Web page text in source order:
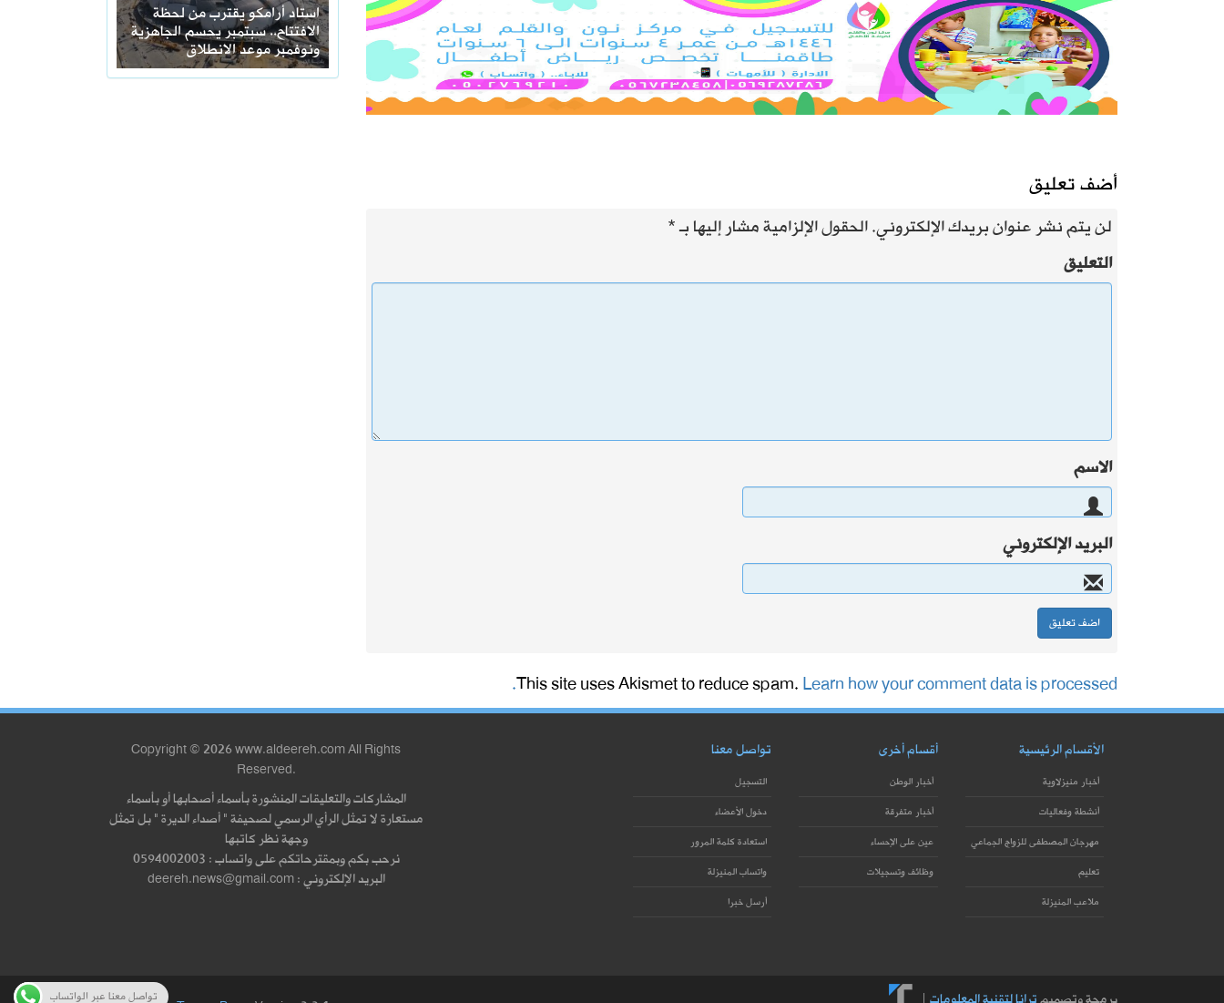
استاد أرامكو يقترب من لحظة
الافتتاح.. سبتمبر يحسم الجاهزية
ونوفمبر موعد الانطلاق
أضف تعليق
لن يتم نشر عنوان بريدك الإلكتروني.الحقول الإلزامية مشار إليها بـ*
التعليق
الاسم
البريد الإلكتروني
This site uses Akismet to reduce spam.Learn how your comment data is processed.
الأقسام الرئيسية
أخبار منيزلاوية
أنشطة وفعاليات
مهرجان المصطفى للزواج الجماعي
تعليم
ملاعب المنيزلة
أقسام أخرى
أخبار الوطن
أخبار متفرقة
عين على الإحساء
وظائف وتسجيلات
تواصل معنا
التسجيل
دخول الأعضاء
استعادة كلمة المرور
واتساب المنيزلة
أرسل خبرا
Copyright © 2026 www.aldeereh.com All Rights
Reserved.
المشاركات والتعليقات المنشورة بأسماء أصحابها أو بأسماء
مستعارة لا تمثل الرأي الرسمي لصحيفة " أصداء الديرة " بل تمثل
وجهة نظر كاتبها
نرحب بكم وبمقترحاتكم على واتساب : 0594002003
البريد الإلكتروني : deereh.news@gmail.com
تواصل معنا عبر الواتساب